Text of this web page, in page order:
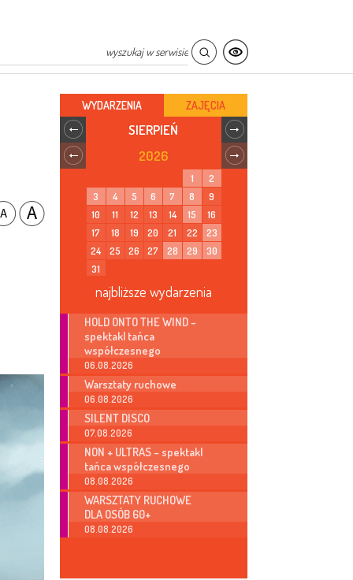
WYDARZENIA ZAJĘCIA
SIERPIEŃ
2026
1
2
3
4 5 6 7 8
9
10
11 12 13 14 15
16
17
18 19 20 21 22
23
24
25 26 27 28 29
30
31
najbliższe wydarzenia
HOLD ONTO THE WIND –
spektakl tańca
współczesnego
06.08.2026
Warsztaty ruchowe
06.08.2026
SILENT DISCO
07.08.2026
NON + ULTRAS – spektakl
tańca współczesnego
08.08.2026
WARSZTATY RUCHOWE
DLA OSÓB 60+
08.08.2026